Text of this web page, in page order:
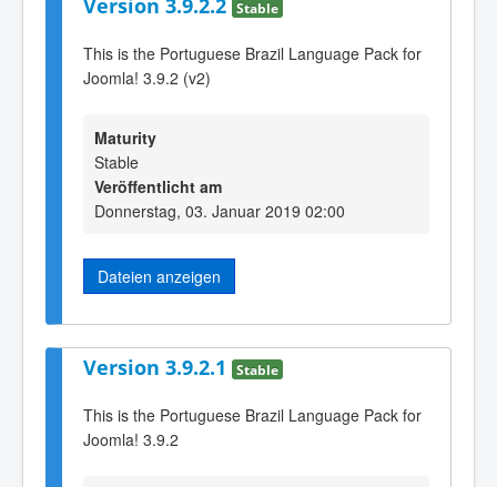
Version 3.9.2.2 Stable
This is the Portuguese Brazil Language Pack for
Joomla! 3.9.2 (v2)
Maturity
Stable
Veröffentlicht am
Donnerstag, 03. Januar 2019 02:00
Dateien anzeigen
Version 3.9.2.1 Stable
This is the Portuguese Brazil Language Pack for
Joomla! 3.9.2